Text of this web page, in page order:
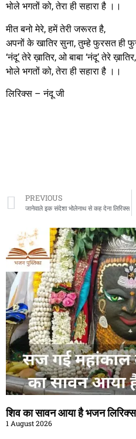
भोले भगतों को, तेरा ही सहारा है ।।
मीत बनो मेरे, हमें तेरी जरूरत है,
अपनों के खातिर सुना, तुम्हे फुरसत ही
‘नंदू’ तेरे ख़ातिर, ओ बाबा ‘नंदू’ तेरे ख़ातिर,
भोले भगतों को, तेरा ही सहारा है ।।
लिरिक्स – नंदू जी
PREVIOUS
जानेवाले इक संदेशा भोलेनाथ से कह देना लिरिक्स
शिव का सावन आया है भजन लिरिक्स
1 August 2026